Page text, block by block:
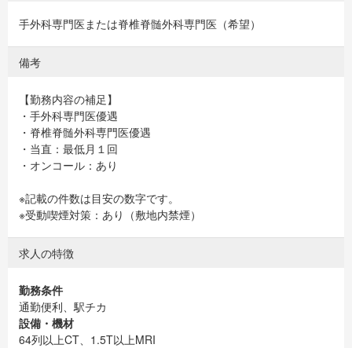
手外科専門医または脊椎脊髄外科専門医（希望）
備考
【勤務内容の補足】
・手外科専門医優遇
・脊椎脊髄外科専門医優遇
・当直：最低月１回
・オンコール：あり
※記載の件数は目安の数字です。
※受動喫煙対策：あり（敷地内禁煙）
求人の特徴
勤務条件
通勤便利、駅チカ
設備・機材
64列以上CT、1.5T以上MRI